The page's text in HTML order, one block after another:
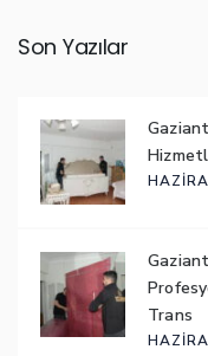
Son Yazılar
Trans